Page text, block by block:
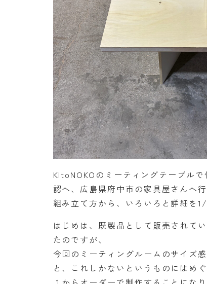
KItoNOKOのミーティングテーブル
認へ、広島県府中市の家具屋さんへ行
組み立て方から、いろいろと詳細を
はじめは、既製品として販売されて
たのですが、
今回のミーティングルームのサイズ
と、これしかないというものにはめぐ